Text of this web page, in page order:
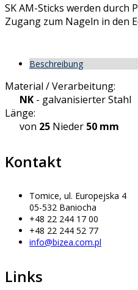
SK AM-Sticks werden durch
Zugang zum Nageln in den
Beschreibung
Material / Verarbeitung:
NK - galvanisierter Stahl
Länge:
von 25 Nieder 50 mm
Kontakt
Tomice, ul. Europejska 4
05-532 Baniocha
+48 22 244 17 00
+48 22 244 52 77
info@bizea.com.pl
Links